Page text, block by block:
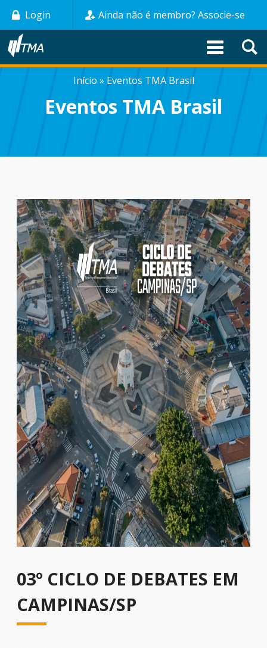
Pular
para
conteúdo
principal
Login Ainda não é membro? Associe-se
Início Eventos TMA Brasil
Eventos TMA Brasil
03º CICLO DE DEBATES EM
CAMPINAS/SP